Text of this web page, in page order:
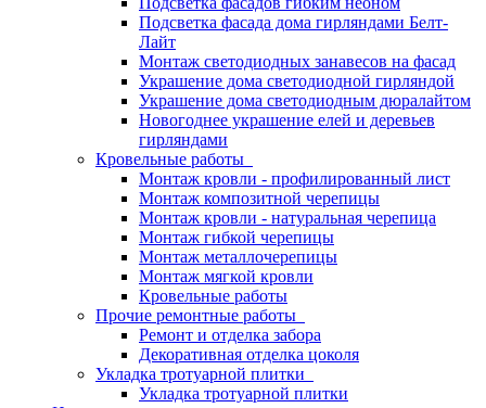
Подсветка фасада дома гирляндами Белт-
Лайт
Монтаж светодиодных занавесов на фасад
Украшение дома светодиодной гирляндой
Украшение дома светодиодным дюралайтом
Новогоднее украшение елей и деревьев
гирляндами
Кровельные работы
Монтаж кровли - профилированный лист
Монтаж композитной черепицы
Монтаж кровли - натуральная черепица
Монтаж гибкой черепицы
Монтаж металлочерепицы
Монтаж мягкой кровли
Кровельные работы
Прочие ремонтные работы
Ремонт и отделка забора
Декоративная отделка цоколя
Укладка тротуарной плитки
Укладка тротуарной плитки